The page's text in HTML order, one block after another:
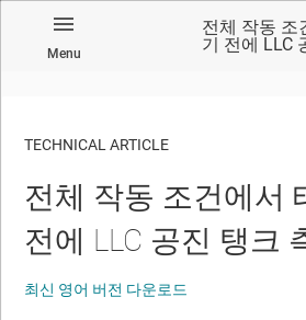
Menu
전체 작동 조
기 전에 LLC
TECHNICAL ARTICLE
전체 작동 조건에서
전에 LLC 공진 탱크
최신 영어 버전 다운로드